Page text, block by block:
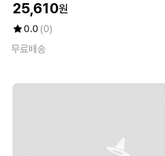
25,610원
0.0 (0)
무료배송